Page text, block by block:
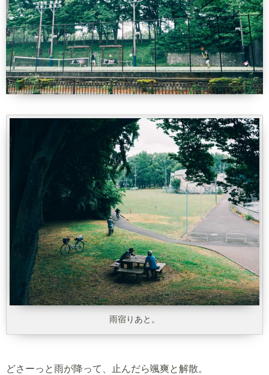
雨宿りあと。
どさーっと雨が降って、止んだら颯爽と解散。